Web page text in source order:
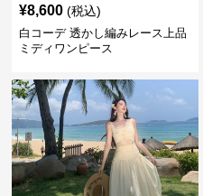
¥8,600 (税込)
白コーデ 透かし編みレース上品
ミディワンピース